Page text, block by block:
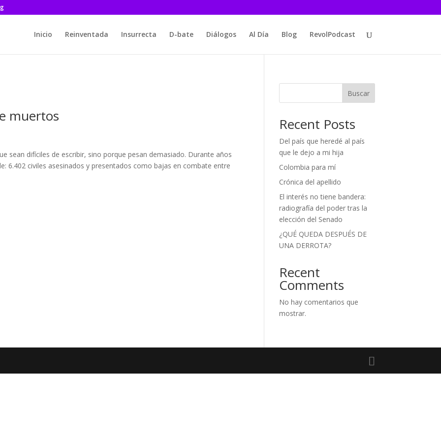
Inicio Reinventada Insurrecta D-bate Diálogos Al Día Blog RevolPodcast
muertos
sean difíciles de escribir, sino porque pesan demasiado. Durante años
6.402 civiles asesinados y presentados como bajas en combate entre
Buscar
Recent Posts
Del país que heredé al país
que le dejo a mi hija
Colombia para mí
Crónica del apellido
El interés no tiene bandera:
radiografía del poder tras la
elección del Senado
¿QUÉ QUEDA DESPUÉS DE
UNA DERROTA?
Recent
Comments
No hay comentarios que
mostrar.